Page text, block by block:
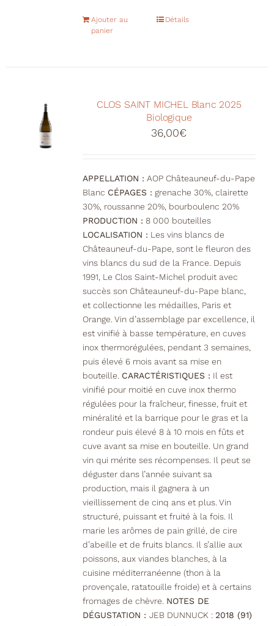
Ajouter au
panier
Détails
CLOS SAINT MICHEL Blanc 2025
Biologique
36,00€
APPELLATION : AOP Châteauneuf-du-Pape
Blanc CÉPAGES : grenache 30%, clairette
30%, roussanne 20%, bourboulenc 20%
PRODUCTION : 8 000 bouteilles
LOCALISATION : Les vins blancs de
Châteauneuf-du-Pape, sont le fleuron des
vins blancs du sud de la France. Depuis
1991, Le Clos Saint-Michel produit avec
succès son Châteauneuf-du-Pape blanc,
et collectionne les médailles, Paris et
Orange. Vin d’assemblage par excellence, il
est vinifié à basse température, en cuves
inox thermorégulées, pendant 3 semaines,
puis élevé 6 mois avant sa mise en
bouteille. CARACTÉRISTIQUES : Il est
vinifié pour moitié en cuve inox thermo
régulées pour la fraîcheur, finesse, fruit et
minéralité et la barrique pour le gras et la
rondeur puis élevé 8 à 10 mois en fûts et
cuve avant sa mise en bouteille. Un grand
vin qui mérite ses récompenses. Il peut se
déguster dans l’année suivant sa
production, mais il gagnera à un
vieillissement de cinq ans et plus. Vin
structuré, puissant et fruité à la fois. Il
marie les arômes de pain grillé, de cire
d’abeille et de fruits blancs. Il s’allie aux
poissons, aux viandes blanches, à la
cuisine méditerranéenne (thon à la
provençale, ratatouille froide) et à certains
fromages de chèvre. NOTES DE
DÉGUSTATION : JEB DUNNUCK : 2018 (91)